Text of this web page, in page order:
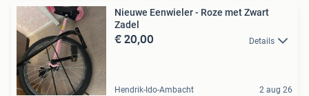
Nieuwe Eenwieler - Roze met Zwart
Zadel
€ 20,00 Details
Hendrik-Ido-Ambacht 2 aug 26